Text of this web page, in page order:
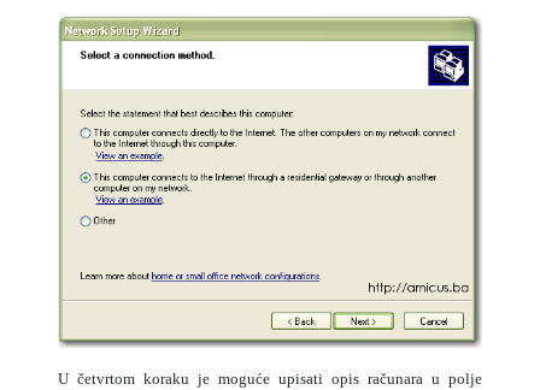
U četvrtom koraku je moguće upisati opis računara u polje